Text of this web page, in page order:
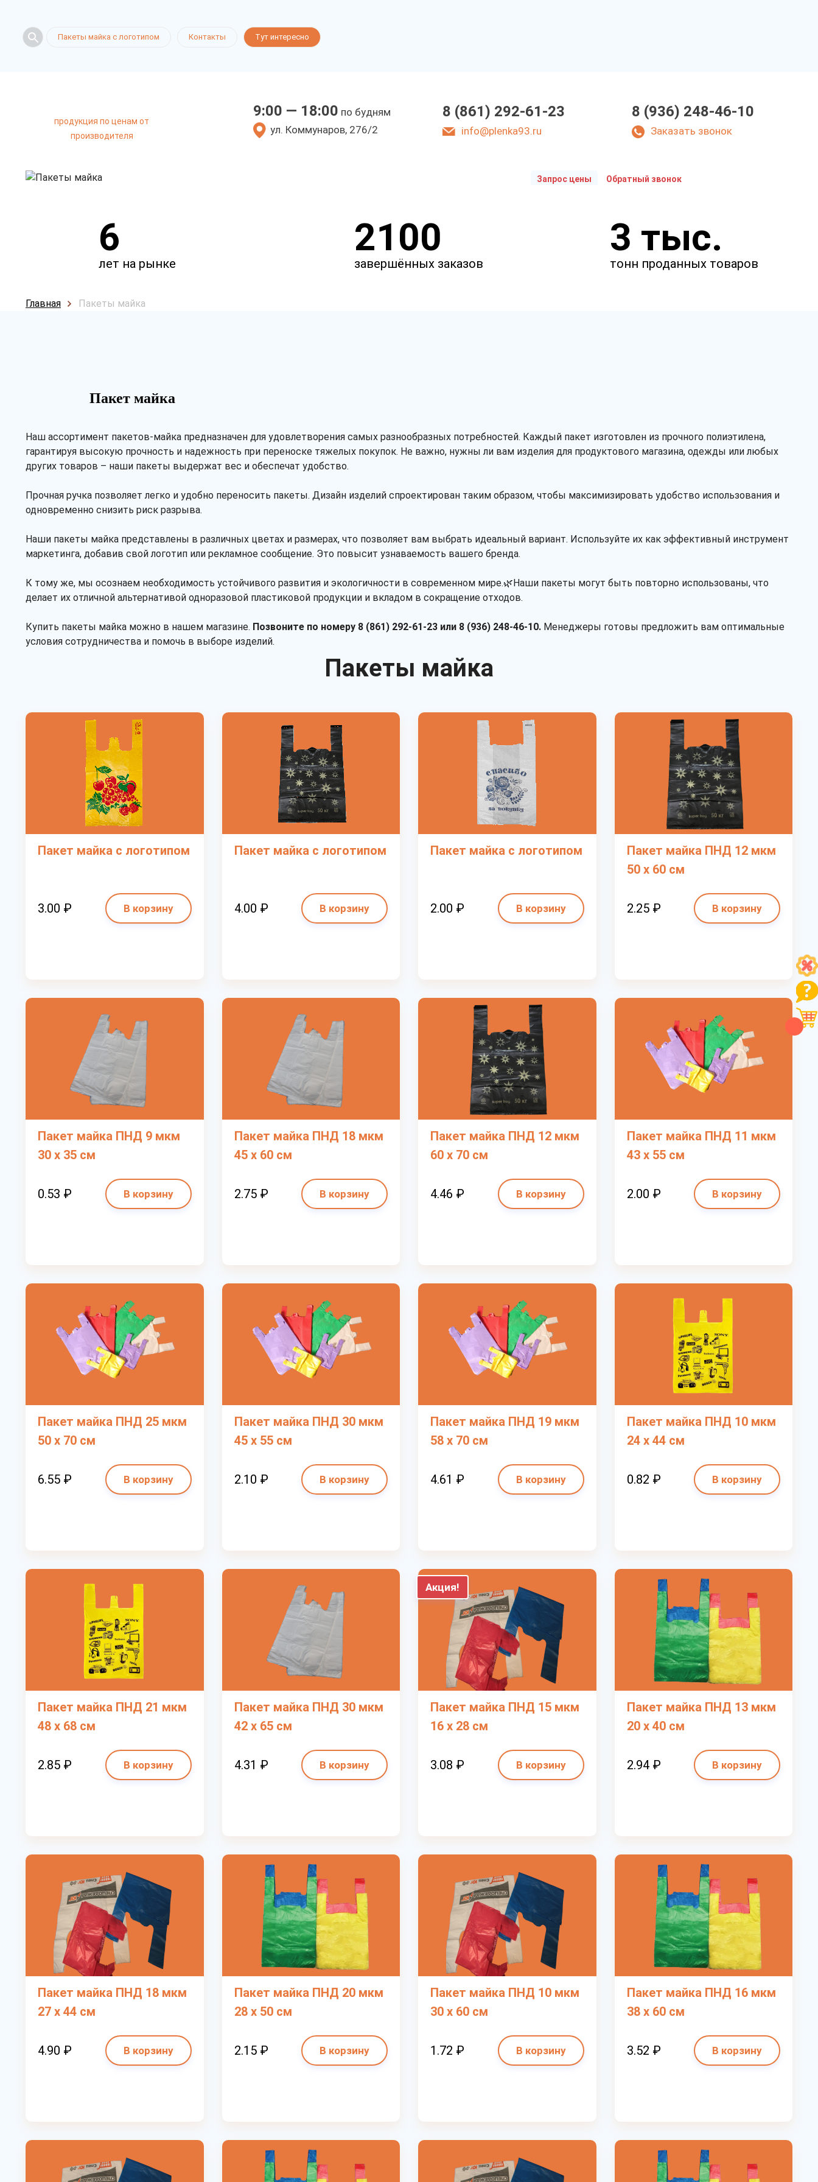
Пакеты майка с логотипом Контакты Тут интересно
продукция по ценам от
производителя
9:00 — 18:00 по будням
ул. Коммунаров, 276/2
8 (861) 292-61-23
info@plenka93.ru
8 (936) 248-46-10
Заказать звонок
Пакеты майка
только приятные цены
Запрос цены Обратный звонок
Укажите параметры
Чтобы мы смогли рассчитать
стоимость товаров.
6
лет на рынке
2100
завершённых заказов
3 тыс.
тонн проданных товаров
Главная Пакеты майка
Пакет майка
Наш ассортимент пакетов-майка предназначен для удовлетворения самых разнообразных потребностей. Каждый пакет изготовлен из прочного полиэтилена,
гарантируя высокую прочность и надежность при переноске тяжелых покупок. Не важно, нужны ли вам изделия для продуктового магазина, одежды или любых
других товаров – наши пакеты выдержат вес и обеспечат удобство.
Прочная ручка позволяет легко и удобно переносить пакеты. Дизайн изделий спроектирован таким образом, чтобы максимизировать удобство использования и
одновременно снизить риск разрыва.
Наши пакеты майка представлены в различных цветах и размерах, что позволяет вам выбрать идеальный вариант. Используйте их как эффективный инструмент
маркетинга, добавив свой логотип или рекламное сообщение. Это повысит узнаваемость вашего бренда.
К тому же, мы осознаем необходимость устойчивого развития и экологичности в современном мире.🌿Наши пакеты могут быть повторно использованы, что
делает их отличной альтернативой одноразовой пластиковой продукции и вкладом в сокращение отходов.
Купить пакеты майка можно в нашем магазине. Позвоните по номеру 8 (861) 292-61-23 или 8 (936) 248-46-10. Менеджеры готовы предложить вам оптимальные
условия сотрудничества и помочь в выборе изделий.
Пакеты майка
Пакет майка с логотипом
3.00 ₽ В корзину
Пакет майка с логотипом
4.00 ₽ В корзину
Пакет майка с логотипом
2.00 ₽ В корзину
Пакет майка ПНД 12 мкм
50 х 60 см
2.25 ₽ В корзину
Пакет майка ПНД 9 мкм
30 х 35 см
0.53 ₽ В корзину
Пакет майка ПНД 18 мкм
45 х 60 см
2.75 ₽ В корзину
Пакет майка ПНД 12 мкм
60 х 70 см
4.46 ₽ В корзину
Пакет майка ПНД 11 мкм
43 х 55 см
2.00 ₽ В корзину
Пакет майка ПНД 25 мкм
50 х 70 см
6.55 ₽ В корзину
Пакет майка ПНД 30 мкм
45 х 55 см
2.10 ₽ В корзину
Пакет майка ПНД 19 мкм
58 х 70 см
4.61 ₽ В корзину
Пакет майка ПНД 10 мкм
24 х 44 см
0.82 ₽ В корзину
Пакет майка ПНД 21 мкм
48 х 68 см
2.85 ₽ В корзину
Пакет майка ПНД 30 мкм
42 х 65 см
4.31 ₽ В корзину
Акция!
Пакет майка ПНД 15 мкм
16 х 28 см
3.08 ₽ В корзину
Пакет майка ПНД 13 мкм
20 х 40 см
2.94 ₽ В корзину
Пакет майка ПНД 18 мкм
27 х 44 см
4.90 ₽ В корзину
Пакет майка ПНД 20 мкм
28 х 50 см
2.15 ₽ В корзину
Пакет майка ПНД 10 мкм
30 х 60 см
1.72 ₽ В корзину
Пакет майка ПНД 16 мкм
38 х 60 см
3.52 ₽ В корзину